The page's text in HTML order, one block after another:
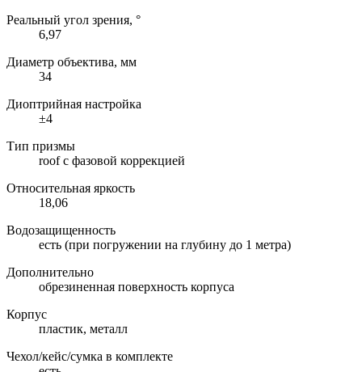
Реальный угол зрения, °
6,97
Диаметр объектива, мм
34
Диоптрийная настройка
±4
Тип призмы
roof с фазовой коррекцией
Относительная яркость
18,06
Водозащищенность
есть (при погружении на глубину до 1 метра)
Дополнительно
обрезиненная поверхность корпуса
Корпус
пластик, металл
Чехол/кейс/сумка в комплекте